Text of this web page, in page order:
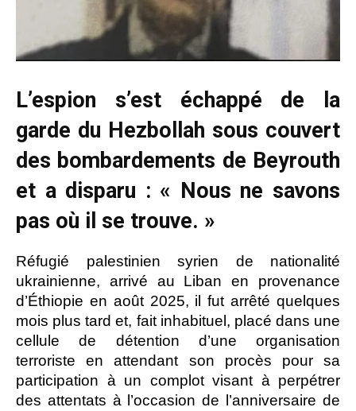
L’espion s’est échappé de la
garde du Hezbollah sous couvert
des bombardements de Beyrouth
et a disparu : « Nous ne savons
pas où il se trouve. »
Réfugié palestinien syrien de nationalité
ukrainienne, arrivé au Liban en provenance
d’Éthiopie en août 2025, il fut arrêté quelques
mois plus tard et, fait inhabituel, placé dans une
cellule de détention d’une organisation
terroriste en attendant son procès pour sa
participation à un complot visant à perpétrer
des attentats à l’occasion de l’anniversaire de